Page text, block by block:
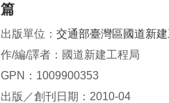
篇
出版單位： 交通部臺灣區國道新
作/編/譯者：國道新建工程局
GPN：1009900353
出版／創刊日期：2010-04